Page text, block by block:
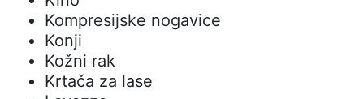
Kompresijske nogavice
Konji
Kožni rak
Krtača za lase